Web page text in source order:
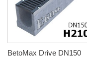
BetoMax Drive DN150